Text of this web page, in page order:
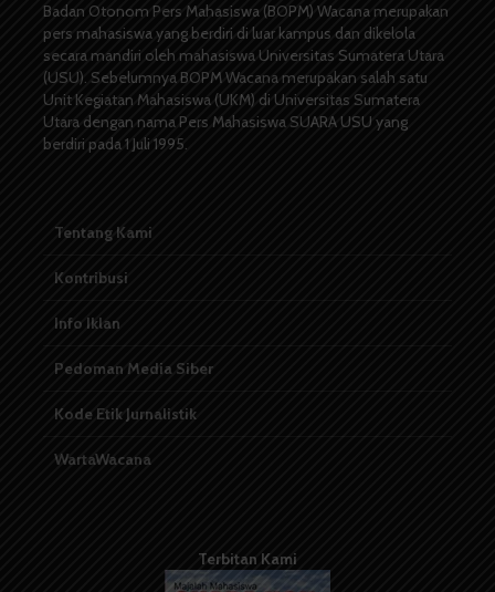
Badan Otonom Pers Mahasiswa (BOPM) Wacana merupakan
pers mahasiswa yang berdiri di luar kampus dan dikelola
secara mandiri oleh mahasiswa Universitas Sumatera Utara
(USU). Sebelumnya BOPM Wacana merupakan salah satu
Unit Kegiatan Mahasiswa (UKM) di Universitas Sumatera
Utara dengan nama Pers Mahasiswa SUARA USU yang
berdiri pada 1 Juli 1995.
Tentang Kami
Kontribusi
Info Iklan
Pedoman Media Siber
Kode Etik Jurnalistik
WartaWacana
Terbitan Kami